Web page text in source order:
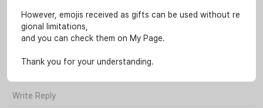
Write Reply
However, emojis received as gifts can be used without re
gional limitations,
and you can check them on My Page.
Thank you for your understanding.